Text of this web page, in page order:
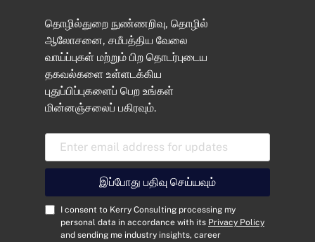
தொழில்துறை நுண்ணறிவு, தொழில்
ஆலோசனை, சமீபத்திய வேலை
வாய்ப்புகள் மற்றும் பிற தொடர்புடைய
தகவல்களை உள்ளடக்கிய
புதுப்பிப்புகளைப் பெற உங்கள்
மின்னஞ்சலைப் பகிரவும்.
E
a
l
A
C
I consent to Kerry Consulting processing my
personal data in accordance with its Privacy Policy
and sending me industry insights, career
இப்போது பதிவு செய்யவும்